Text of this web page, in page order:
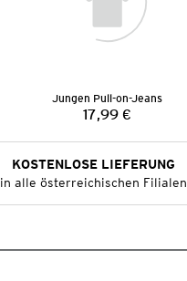
Jungen Pull-on-Jeans
Preis:
17,99 €
KOSTENLOSE LIEFERUNG
in alle österreichischen Filialen